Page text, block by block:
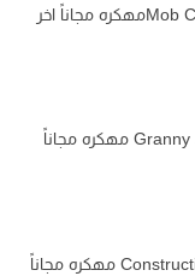
تحميل لعبة موب كنترول Mob Contorl Apk Modمهكره مجاناً اخر
تحميل لعبة الجدة سميث Granny Smith Apk mod مهكره مجاناً
تحميل لعبة محاكات البناء Construction Simulator 3 مهكره مجاناً